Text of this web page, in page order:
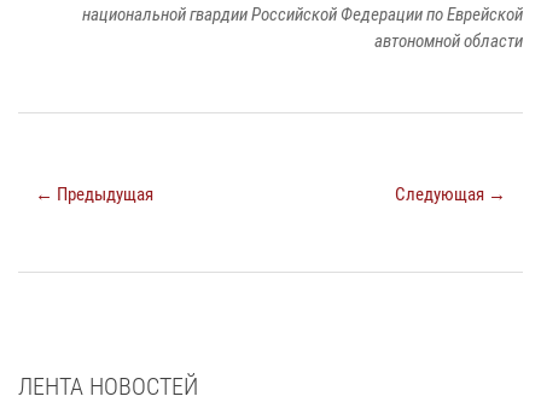
национальной гвардии Российской Федерации по Еврейской
автономной области
← Предыдущая Следующая →
ЛЕНТА НОВОСТЕЙ